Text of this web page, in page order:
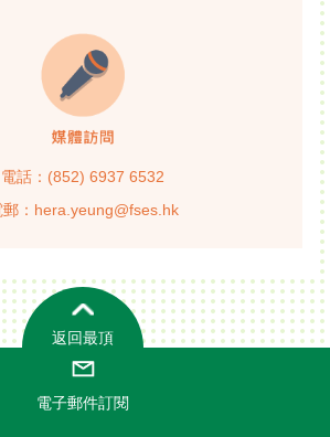
電話：(852) 6937 6532
郵：hera.yeung@fses.hk
返回最頂
電子郵件訂閱